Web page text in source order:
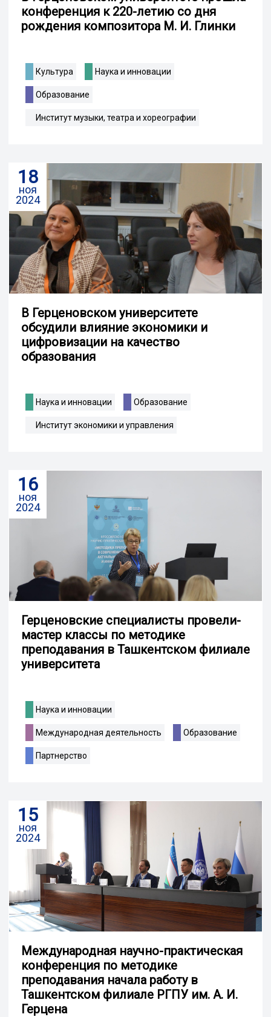
конференция к 220-летию со дня
рождения композитора М. И. Глинки
Культура Наука и инновации
Образование
Институт музыки, театра и хореографии
18
ноя
2024
В Герценовском университете
обсудили влияние экономики и
цифровизации на качество
образования
Наука и инновации Образование
Институт экономики и управления
16
ноя
2024
Герценовские специалисты провели-
мастер классы по методике
преподавания в Ташкентском филиале
университета
Наука и инновации
Международная деятельность Образование
Партнерство
15
ноя
2024
Международная научно-практическая
конференция по методике
преподавания начала работу в
Ташкентском филиале РГПУ им. А. И.
Герцена